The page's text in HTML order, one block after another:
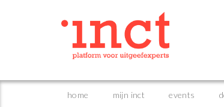
home mijn inct events